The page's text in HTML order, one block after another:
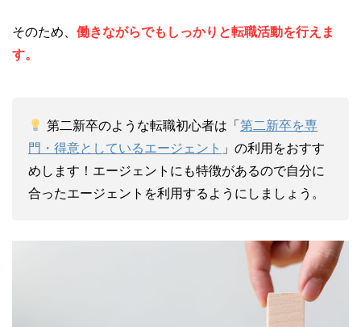
そのため、 働きながらでもしっかりと転職活動を行えま
す。
第二新卒のような転職初心者は「第二新卒を専
門・得意としているエージェント 」の利用をおすす
めします！エージェントにも特徴があるので自分に
合ったエージェントを利用するようにしましょう。